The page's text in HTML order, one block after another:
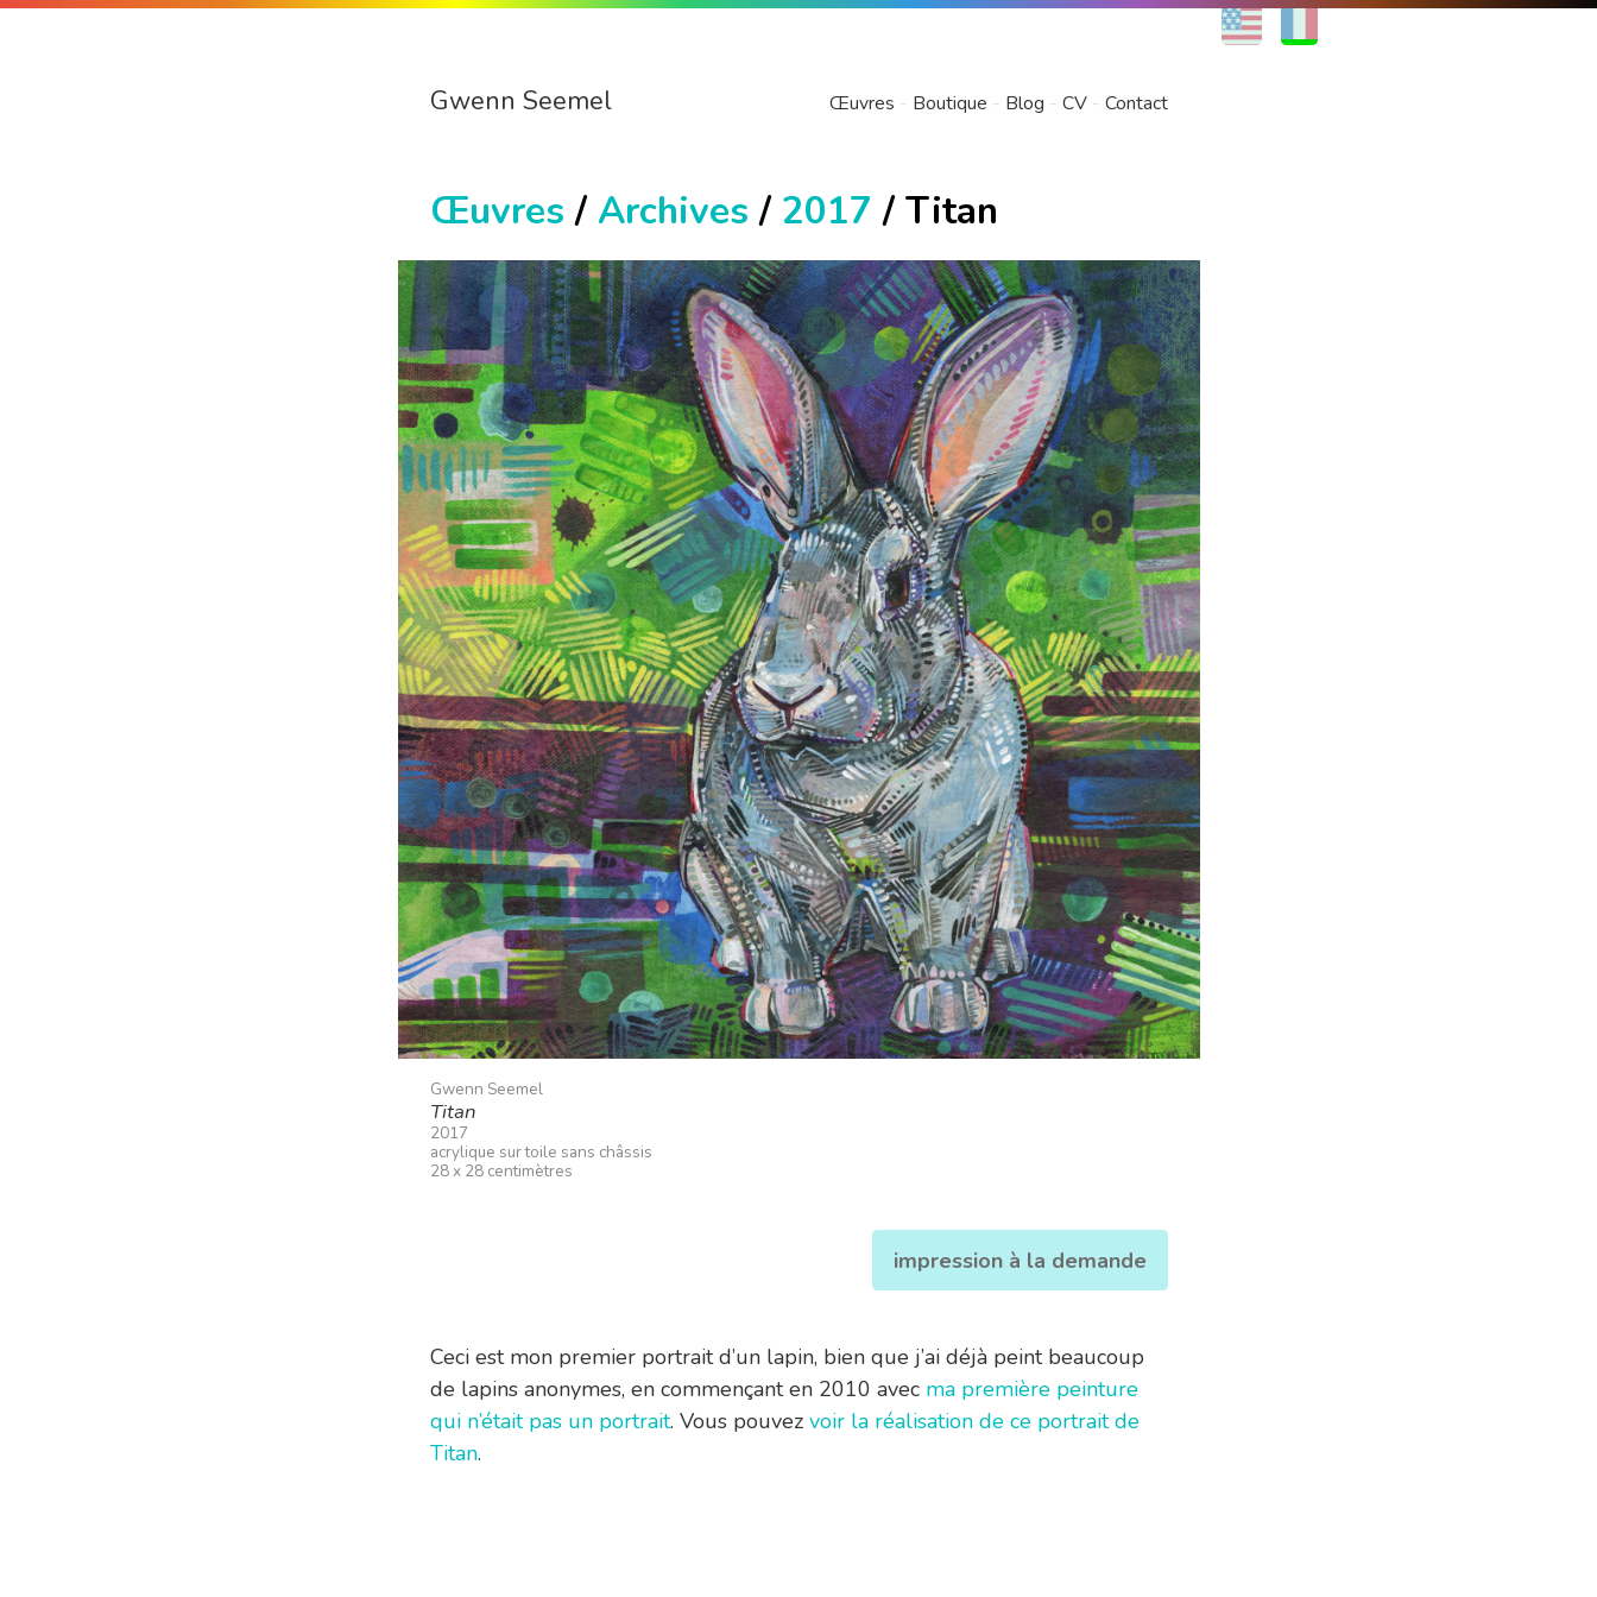
EN
Gwenn Seemel Œuvres Boutique Blog CV Contact
Œuvres /Archives / 2017 / Titan
Gwenn Seemel
Titan
2017
acrylique sur toile sans châssis
28 x 28 centimètres
impression à la demande
Ceci est mon premier portrait d’un lapin, bien que j’ai déjà peint beaucoup
de lapins anonymes, en commençant en 2010 avec ma première peinture
qui n’était pas un portrait. Vous pouvez voir la réalisation de ce portrait de
Titan.